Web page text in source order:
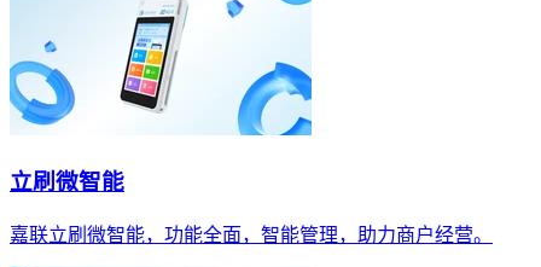
立刷微智能
嘉联立刷微智能，功能全面，智能管理，助力商户经营。